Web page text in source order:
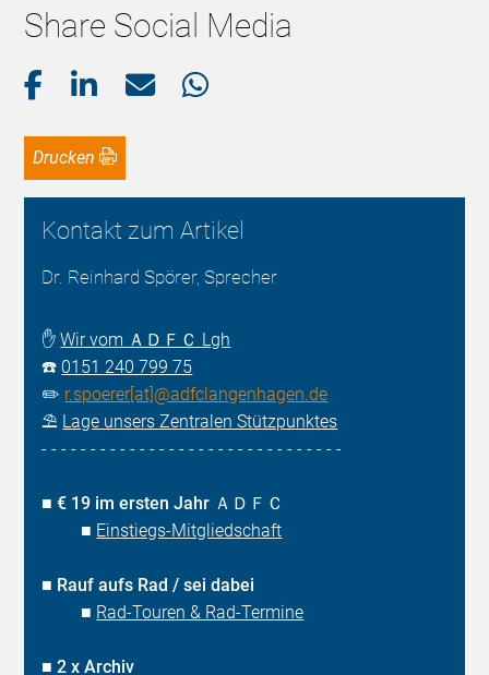
Share Social Media
Drucken
Kontakt zum Artikel
Dr. Reinhard Spörer, Sprecher
✋Wir vom ＡＤＦＣ Lgh
☎️ 0151 240 799 75
✏️ r.spoerer[at]@adfclangenhagen.de
⛱️ Lage unsers Zentralen Stützpunktes
- - - - - - - - - - - - - - - - - - - - - - - - - - - - - - -
■€ 19 im ersten Jahr ＡＤＦＣ
■ Einstiegs-Mitgliedschaft
■ Rauf aufs Rad / sei dabei
■ Rad-Touren & Rad-Termine
■2 x Archiv